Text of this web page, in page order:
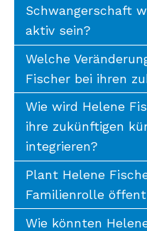
Schwangerschaft
aktiv sein?
Welche
Fischer bei ihren
Wie wird Helene
ihre zukünftigen
integrieren?
Plant Helene
Familienrolle
Wie könnten